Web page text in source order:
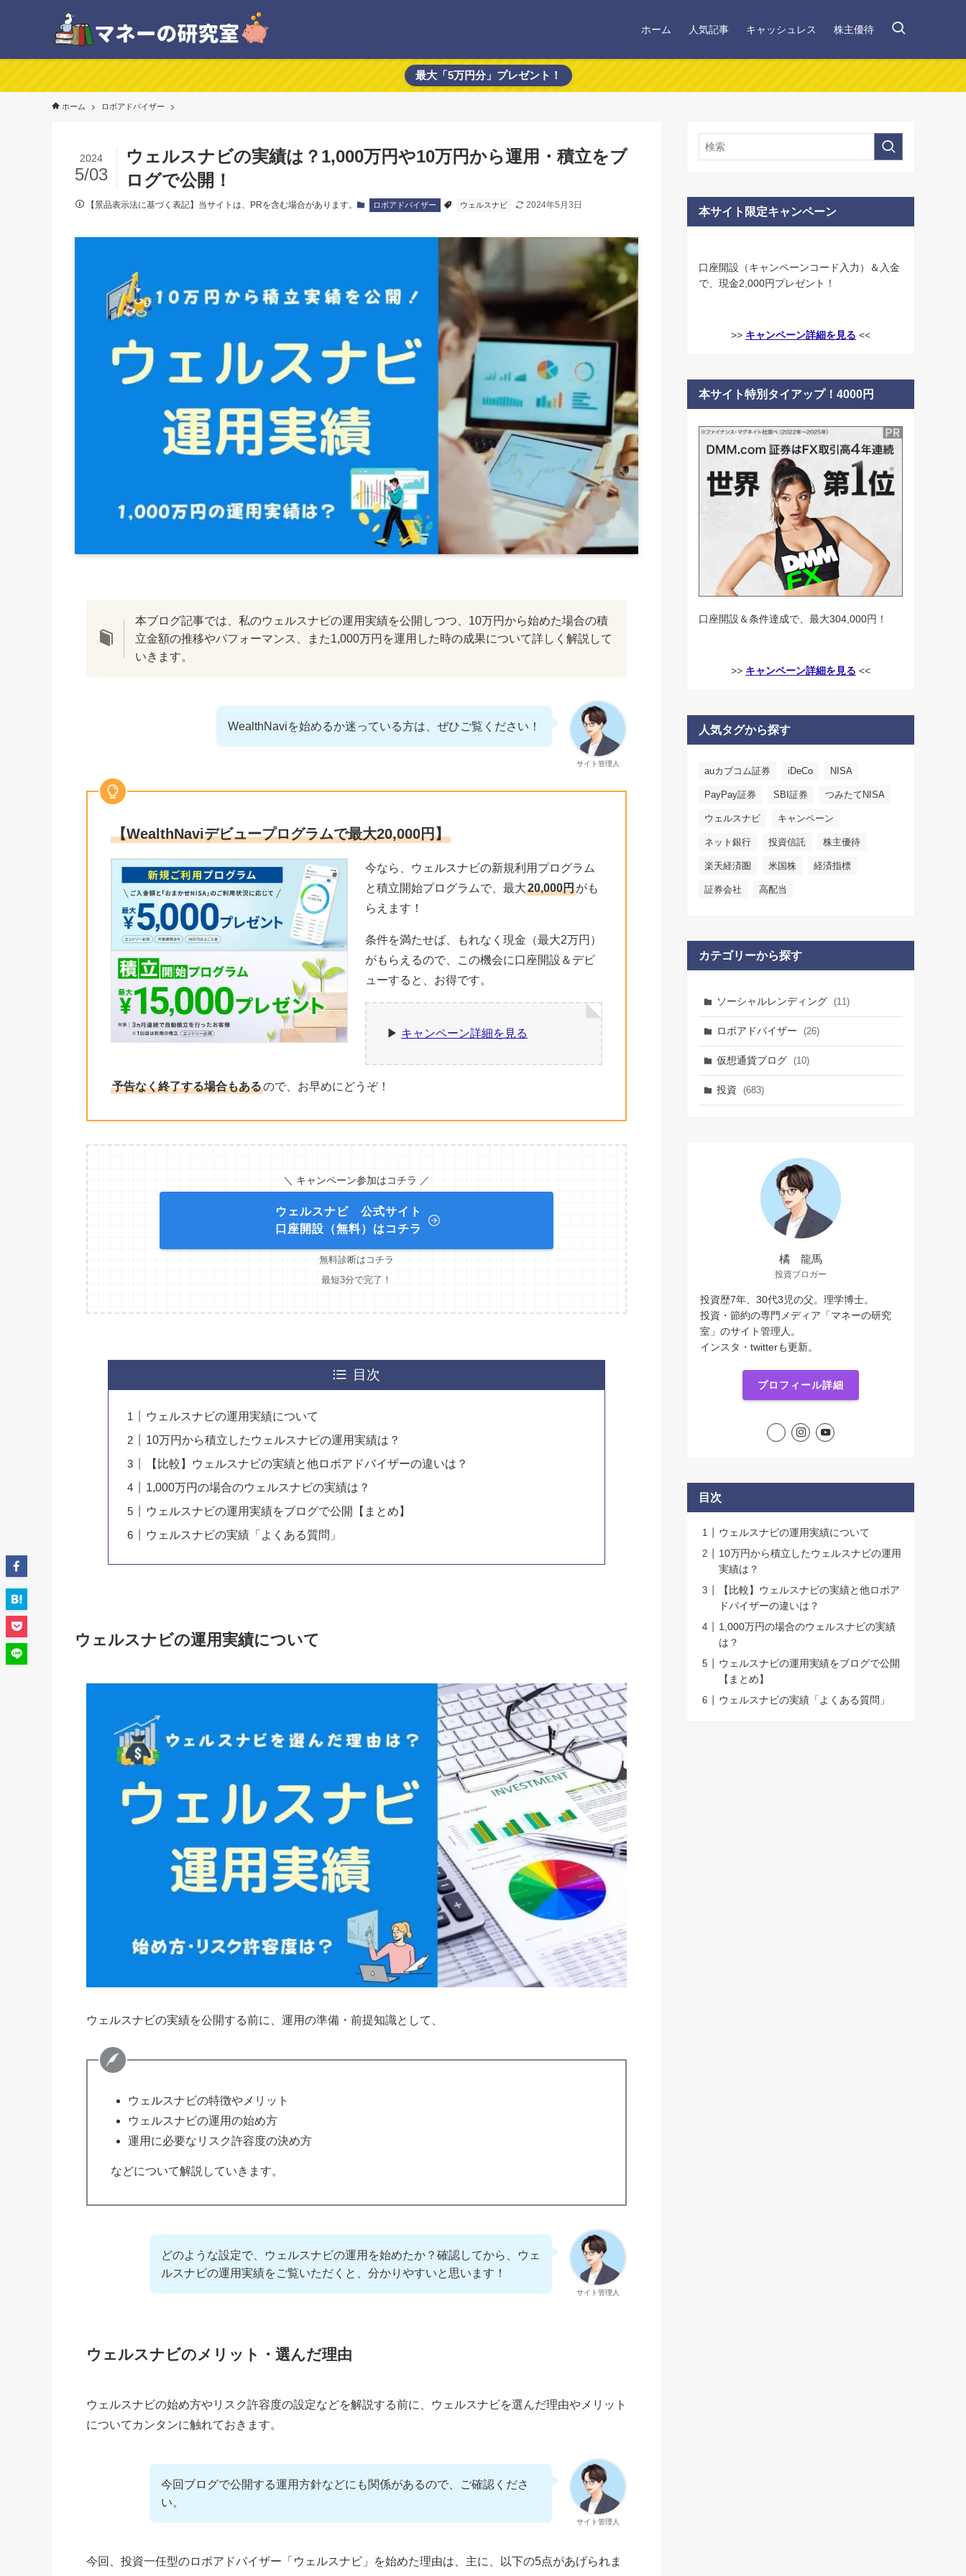
ホーム 人気記事 キャッシュレス 株主優待
最大「5万円分」プレゼント！
ホーム ロボアドバイザー
ウェルスナビの実績は？1,000万円や10万円から運用・積立をブ
ログで公開！
2024
5/03
【景品表示法に基づく表記】当サイトは、PRを含む場合があります。 ロボアドバイザー ウェルスナビ 2024年5月3日
本ブログ記事では、私のウェルスナビの運用実績を公開しつつ、10万円から始めた場合の積
立金額の推移やパフォーマンス、また1,000万円を運用した時の成果について詳しく解説して
いきます。
サイト管理人
WealthNaviを始めるか迷っている方は、ぜひご覧ください！
【WealthNaviデビュープログラムで最大20,000円】
今なら、ウェルスナビの新規利用プログラム
と積立開始プログラムで、最大20,000円がも
らえます！
条件を満たせば、もれなく現金（最大2万円）
がもらえるので、この機会に口座開設＆デビ
ューすると、お得です。
▶︎ キャンペーン詳細を見る
予告なく終了する場合もあるので、お早めにどうぞ！
＼ キャンペーン参加はコチラ ／
ウェルスナビ 公式サイト
口座開設（無料）はコチラ
無料診断はコチラ
最短3分で完了！
目次
ウェルスナビの運用実績について
10万円から積立したウェルスナビの運用実績は？
【比較】ウェルスナビの実績と他ロボアドバイザーの違いは？
1,000万円の場合のウェルスナビの実績は？
ウェルスナビの運用実績をブログで公開【まとめ】
ウェルスナビの実績「よくある質問」
ウェルスナビの運用実績について
ウェルスナビの実績を公開する前に、運用の準備・前提知識として、
ウェルスナビの特徴やメリット
ウェルスナビの運用の始め方
運用に必要なリスク許容度の決め方
などについて解説していきます。
サイト管理人
どのような設定で、ウェルスナビの運用を始めたか？確認してから、ウェ
ルスナビの運用実績をご覧いただくと、分かりやすいと思います！
ウェルスナビのメリット・選んだ理由
ウェルスナビの始め方やリスク許容度の設定などを解説する前に、ウェルスナビを選んだ理由やメリット
についてカンタンに触れておきます。
サイト管理人
今回ブログで公開する運用方針などにも関係があるので、ご確認くださ
い。
今回、投資一任型のロボアドバイザー「ウェルスナビ」を始めた理由は、主に、以下の5点があげられま
本サイト限定キャンペーン
口座開設（キャンペーンコード入力）＆入金
で、現金2,000円プレゼント！
>> キャンペーン詳細を見る <<
本サイト特別タイアップ！4000円
口座開設＆条件達成で、最大304,000円！
>> キャンペーン詳細を見る <<
人気タグから探す
auカブコム証券 iDeCo NISA
PayPay証券 SBI証券 つみたてNISA
ウェルスナビ キャンペーン
ネット銀行 投資信託 株主優待
楽天経済圏 米国株 経済指標
証券会社 高配当
カテゴリーから探す
ソーシャルレンディング (11)
ロボアドバイザー (26)
仮想通貨ブログ (10)
投資 (683)
橘 龍馬
投資ブロガー
投資歴7年、30代3児の父。理学博士。
投資・節約の専門メディア「マネーの研究
室」のサイト管理人。
インスタ・twitterも更新。
プロフィール詳細
目次
ウェルスナビの運用実績について
10万円から積立したウェルスナビの運用
実績は？
【比較】ウェルスナビの実績と他ロボア
ドバイザーの違いは？
1,000万円の場合のウェルスナビの実績
は？
ウェルスナビの運用実績をブログで公開
【まとめ】
ウェルスナビの実績「よくある質問」